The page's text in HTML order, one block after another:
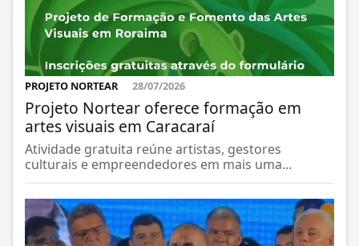
PROJETO NORTEAR 28/07/2026
Projeto Nortear oferece formação em
artes visuais em Caracaraí
Atividade gratuita reúne artistas, gestores
culturais e empreendedores em mais uma...